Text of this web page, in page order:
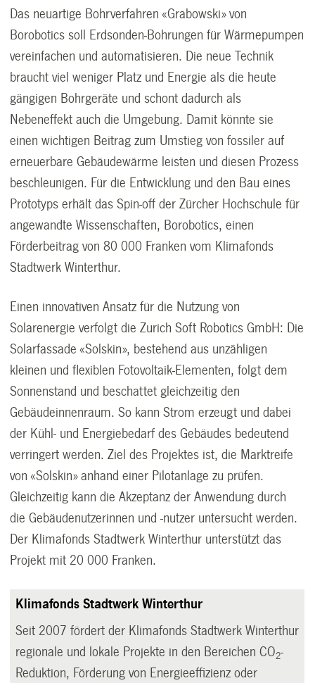
Das neuartige Bohrverfahren «Grabowski» von
Borobotics soll Erdsonden-Bohrungen für Wärmepumpen
vereinfachen und automatisieren. Die neue Technik
braucht viel weniger Platz und Energie als die heute
gängigen Bohrgeräte und schont dadurch als
Nebeneffekt auch die Umgebung. Damit könnte sie
einen wichtigen Beitrag zum Umstieg von fossiler auf
erneuerbare Gebäudewärme leisten und diesen Prozess
beschleunigen. Für die Entwicklung und den Bau eines
Prototyps erhält das Spin-off der Zürcher Hochschule für
angewandte Wissenschaften, Borobotics, einen
Förderbeitrag von 80 000 Franken vom Klimafonds
Stadtwerk Winterthur.
Einen innovativen Ansatz für die Nutzung von
Solarenergie verfolgt die Zurich Soft Robotics GmbH: Die
Solarfassade «Solskin», bestehend aus unzähligen
kleinen und flexiblen Fotovoltaik-Elementen, folgt dem
Sonnenstand und beschattet gleichzeitig den
Gebäudeinnenraum. So kann Strom erzeugt und dabei
der Kühl- und Energiebedarf des Gebäudes bedeutend
verringert werden. Ziel des Projektes ist, die Marktreife
von «Solskin» anhand einer Pilotanlage zu prüfen.
Gleichzeitig kann die Akzeptanz der Anwendung durch
die Gebäudenutzerinnen und -nutzer untersucht werden.
Der Klimafonds Stadtwerk Winterthur unterstützt das
Projekt mit 20 000 Franken.
Klimafonds Stadtwerk Winterthur
Seit 2007 fördert der Klimafonds Stadtwerk Winterthur
regionale und lokale Projekte in den Bereichen CO2-
Reduktion, Förderung von Energieeffizienz oder